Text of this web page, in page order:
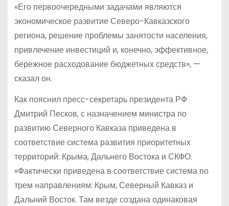
«Его первоочередными задачами являются
экономическое развитие Северо-Кавказского
региона, решение проблемы занятости населения,
привлечение инвестиций и, конечно, эффективное,
бережное расходование бюджетных средств», —
сказал он.
Как пояснил пресс-секретарь президента РФ
Дмитрий Песков, с назначением министра по
развитию Северного Кавказа приведена в
соответствие система развития приоритетных
территорий: Крыма, Дальнего Востока и СКФО.
«Фактически приведена в соответствие система по
трем направлениям: Крым, Северный Кавказ и
Дальний Восток. Там везде создана одинаковая